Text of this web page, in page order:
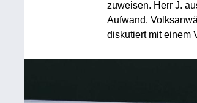
zuweisen. Herr J.
Aufwand.
diskutiert mit einem